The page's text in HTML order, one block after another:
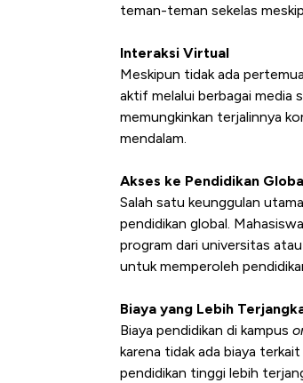
teman-teman sekelas
Interaksi Virtual
Meskipun tidak ada
aktif melalui berbagai media
memungkinkan terjalinnya
mendalam.
Akses ke Pendidikan
Salah satu keunggulan
pendidikan global.
program dari universitas
untuk memperoleh
Biaya yang Lebih
Biaya pendidikan di kampus
karena tidak ada biaya
pendidikan tinggi lebih